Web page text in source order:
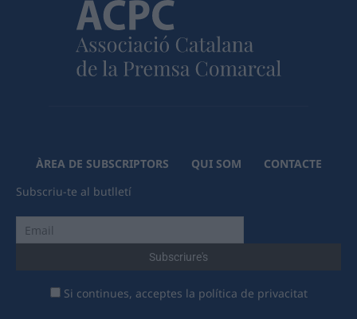
ÀREA DE SUBSCRIPTORS QUI SOM
CONTACTE
Subscriu-te al butlletí
Si continues, acceptes la política de privacitat